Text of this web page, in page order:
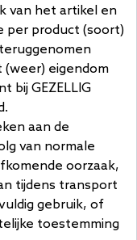
van het artikel en
per product (soort)
eigendom
bij GEZELLIG
aan de
van normale
oorzaak,
tijdens transport
gebruik, of
toestemming